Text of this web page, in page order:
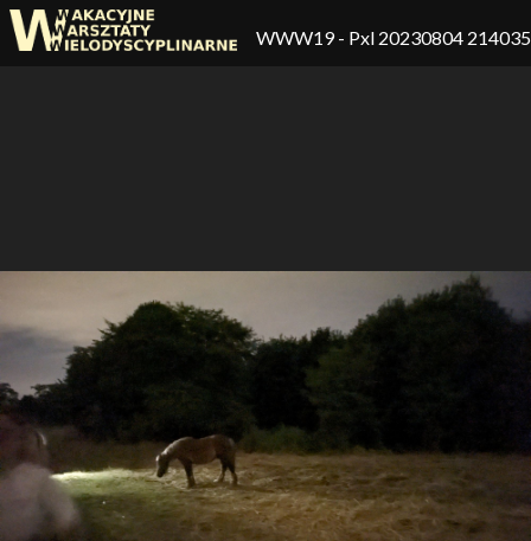
WWW19- Pxl 20230804